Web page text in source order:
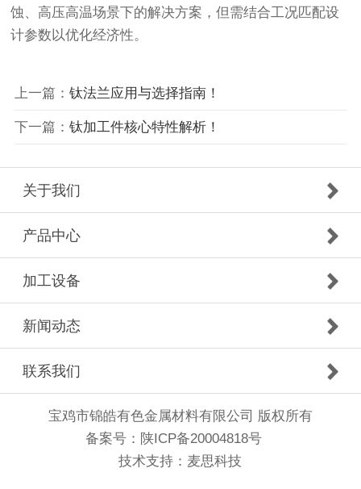
蚀、高压高温场景下的解决方案，但需结合工况匹配设
计参数以优化经济性。
上一篇： 钛法兰应用与选择指南！
下一篇： 钛加工件核心特性解析！
关于我们
产品中心
加工设备
新闻动态
联系我们
宝鸡市锦皓有色金属材料有限公司 版权所有
备案号： 陕ICP备20004818号
技术支持： 麦思科技